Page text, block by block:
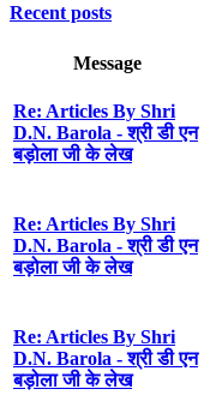
Recent posts
Message
Re: Articles By Shri
D.N. Barola - श्री डी एन
बड़ोला जी के लेख
Re: Articles By Shri
D.N. Barola - श्री डी एन
बड़ोला जी के लेख
Re: Articles By Shri
D.N. Barola - श्री डी एन
बड़ोला जी के लेख